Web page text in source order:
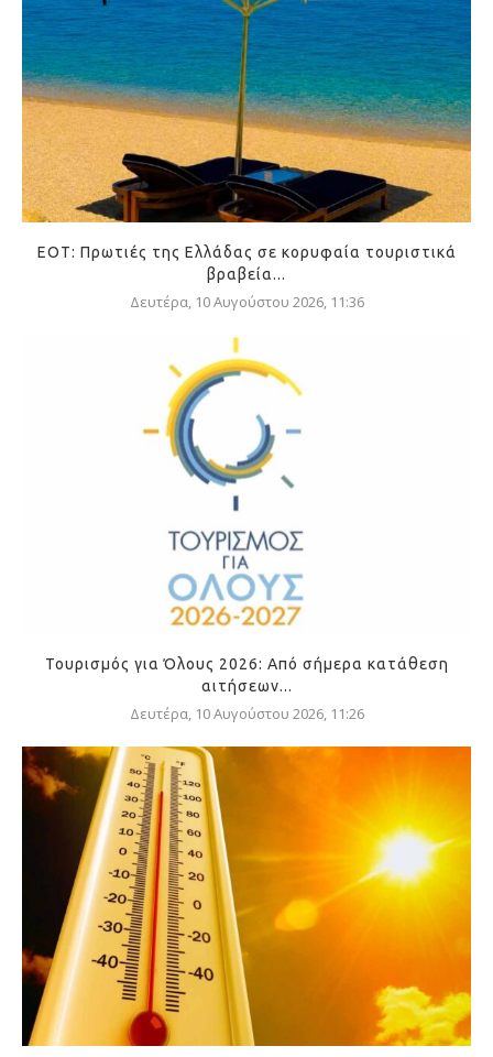
ΕΟΤ: Πρωτιές της Ελλάδας σε κορυφαία τουριστικά
βραβεία...
Δευτέρα, 10 Αυγούστου 2026, 11:36
Τουρισμός για Όλους 2026: Από σήμερα κατάθεση
αιτήσεων...
Δευτέρα, 10 Αυγούστου 2026, 11:26